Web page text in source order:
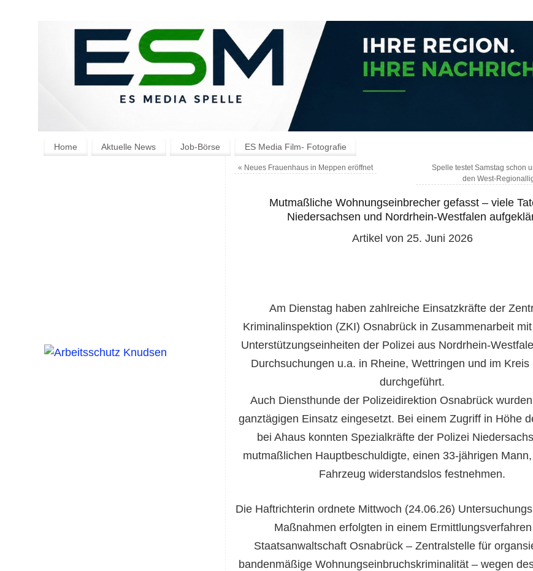
Home Aktuelle News Job-Börse ES Media Film- Fotografie
« Neues Frauenhaus in Meppen eröffnet
Spelle testet Samstag schon
den West-
Mutmaßliche Wohnungseinbrecher gefasst – viele
Niedersachsen und Nordrhein-Westfalen
Artikel von 25. Juni 2026
Am Dienstag haben zahlreiche Einsatzkräfte der
Kriminalinspektion (ZKI) Osnabrück in Zusammenarbeit
Unterstützungseinheiten der Polizei aus Nordrhein-
Durchsuchungen u.a. in Rheine, Wettringen und im Kreis
durchgeführt.
Auch Diensthunde der Polizeidirektion Osnabrück
ganztägigen Einsatz eingesetzt. Bei einem Zugriff in Höhe
bei Ahaus konnten Spezialkräfte der Polizei
mutmaßlichen Hauptbeschuldigte, einen 33-jährigen
Fahrzeug widerstandslos festnehmen.
Die Haftrichterin ordnete Mittwoch (24.06.26)
Maßnahmen erfolgten in einem
Staatsanwaltschaft Osnabrück – Zentralstelle für
bandenmäßige Wohnungseinbruchskriminalität – wegen